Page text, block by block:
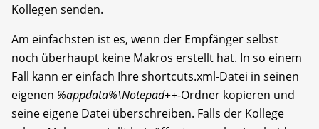
Kollegen senden.
Am einfachsten ist es, wenn der Empfänger selbst
noch überhaupt keine Makros erstellt hat. In so einem
Fall kann er einfach Ihre shortcuts.xml-Datei in seinen
eigenen %appdata%\Notepad++-Ordner kopieren und
seine eigene Datei überschreiben. Falls der Kollege